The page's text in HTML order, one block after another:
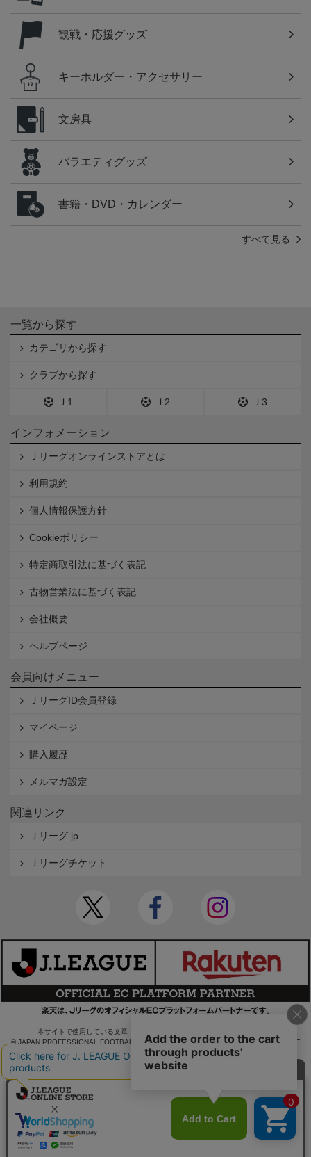
観戦・応援グッズ
キーホルダー・アクセサリー
文房具
バラエティグッズ
書籍・DVD・カレンダー
すべて見る
一覧から探す
カテゴリから探す
クラブから探す
Ｊ1 Ｊ2 Ｊ3
インフォメーション
Ｊリーグオンラインストアとは
利用規約
個人情報保護方針
Cookieポリシー
特定商取引法に基づく表記
古物営業法に基づく表記
会社概要
ヘルプページ
会員向けメニュー
ＪリーグID会員登録
マイページ
購入履歴
メルマガ設定
関連リンク
Ｊリーグ.jp
Ｊリーグチケット
本サイトで使用している文章・画像等の無断での複製・転載を禁止します。
© JAPAN PROFESSIONAL FOOTBALL LEAGUE Rakuten Group, Inc. ALL RIGHTS RE
SERVED.